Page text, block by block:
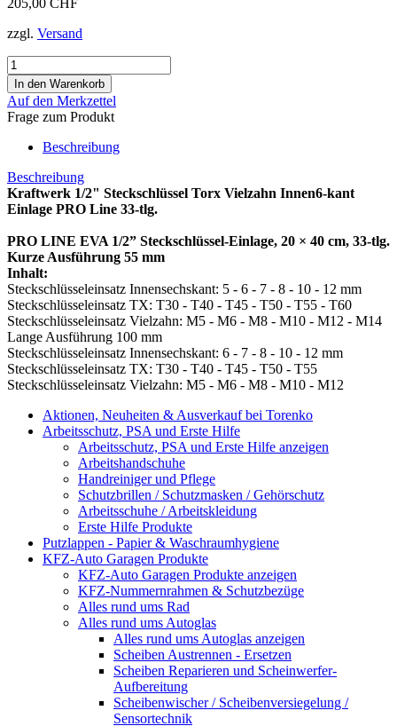
zzgl. Versand
Auf den Merkzettel
Frage zum Produkt
Beschreibung
Beschreibung
Kraftwerk 1/2" Steckschlüssel Torx Vielzahn Innen6-kant
Einlage PRO Line 33-tlg.
PRO LINE EVA 1/2” Steckschlüssel-Einlage, 20 × 40 cm, 33-tlg.
Kurze Ausführung 55 mm
Inhalt:
Steckschlüsseleinsatz Innensechskant: 5 - 6 - 7 - 8 - 10 - 12 mm
Steckschlüsseleinsatz TX: T30 - T40 - T45 - T50 - T55 - T60
Steckschlüsseleinsatz Vielzahn: M5 - M6 - M8 - M10 - M12 - M14
Lange Ausführung 100 mm
Steckschlüsseleinsatz Innensechskant: 6 - 7 - 8 - 10 - 12 mm
Steckschlüsseleinsatz TX: T30 - T40 - T45 - T50 - T55
Steckschlüsseleinsatz Vielzahn: M5 - M6 - M8 - M10 - M12
Aktionen, Neuheiten & Ausverkauf bei Torenko
Arbeitsschutz, PSA und Erste Hilfe
Arbeitsschutz, PSA und Erste Hilfe anzeigen
Arbeitshandschuhe
Handreiniger und Pflege
Schutzbrillen / Schutzmasken / Gehörschutz
Arbeitsschuhe / Arbeitskleidung
Erste Hilfe Produkte
Putzlappen - Papier & Waschraumhygiene
KFZ-Auto Garagen Produkte
KFZ-Auto Garagen Produkte anzeigen
KFZ-Nummernrahmen & Schutzbezüge
Alles rund ums Rad
Alles rund ums Autoglas
Alles rund ums Autoglas anzeigen
Scheiben Austrennen - Ersetzen
Scheiben Reparieren und Scheinwerfer-
Aufbereitung
Scheibenwischer / Scheibenversiegelung /
Sensortechnik